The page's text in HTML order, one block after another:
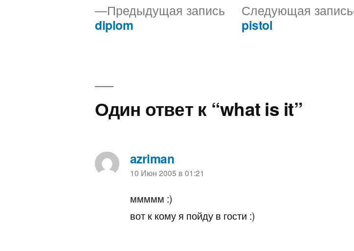
Навигация
записям
Предыдущая запись Предыдущая
запись:
diplom
Следующая запись
pistol
Один ответ к “what is it”
azriman
пишет:
10 Июн 2005 в 01:21
ммммм :)
вот к кому я пойду в гости :)